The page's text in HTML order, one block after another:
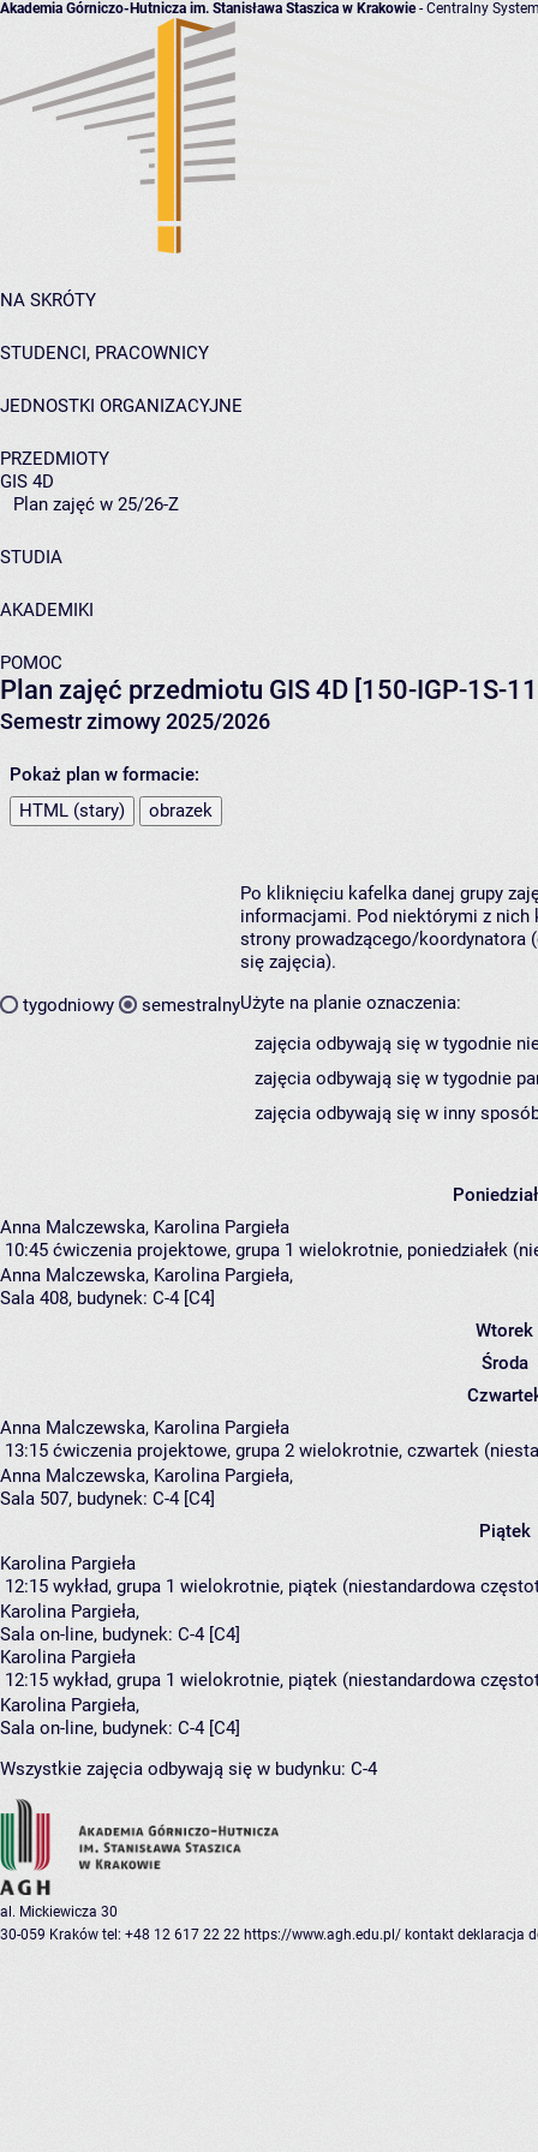
Akademia Górniczo-Hutnicza im. Stanisława Staszica w Krakowie- Centralny
NA SKRÓTY
STUDENCI, PRACOWNICY
JEDNOSTKI ORGANIZACYJNE
PRZEDMIOTY
GIS 4D
Plan zajęć w 25/26-Z
STUDIA
AKADEMIKI
POMOC
Plan zajęć przedmiotu GIS 4D [150-IGP-1S-
Semestr zimowy 2025/2026
Pokaż plan w formacie:
HTML (stary)
obrazek
tygodniowy semestralny
Po kliknięciu kafelka danej grupy
informacjami. Pod niektórymi z nich
strony prowadzącego/koordynatora
się zajęcia).
Użyte na planie oznaczenia:
zajęcia odbywają się w tygodnie
zajęcia odbywają się w tygodnie
zajęcia odbywają się w inny
Anna Malczewska, Karolina Pargieła
10:45 ćwiczenia projektowe, grupa 1 wielokrotnie, poniedziałek
Anna Malczewska, Karolina Pargieła,
Sala 408, budynek: C-4 [C4]
Wtorek
Środa
Anna Malczewska, Karolina Pargieła
13:15 ćwiczenia projektowe, grupa 2 wielokrotnie, czwartek
Anna Malczewska, Karolina Pargieła,
Sala 507, budynek: C-4 [C4]
Piątek
Karolina Pargieła
12:15 wykład, grupa 1 wielokrotnie, piątek (niestandardowa
Karolina Pargieła,
Sala on-line, budynek: C-4 [C4]
Karolina Pargieła
12:15 wykład, grupa 1 wielokrotnie, piątek (niestandardowa
Karolina Pargieła,
Sala on-line, budynek: C-4 [C4]
Wszystkie zajęcia odbywają się w budynku: C-4
al. Mickiewicza 30
30-059 Kraków tel: +48 12 617 22 22 https://www.agh.edu.pl/ kontakt deklaracja